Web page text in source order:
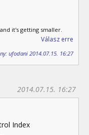
it's getting smaller.
Válasz erre
ufodani 2014.07.15. 16:27
2014.07.15. 16:27
Index